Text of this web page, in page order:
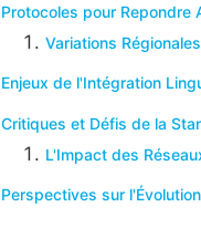
Protocoles pour Repondre
Variations
Enjeux de l'Intégration
Critiques et Défis de la
L'Impact des
Perspectives sur